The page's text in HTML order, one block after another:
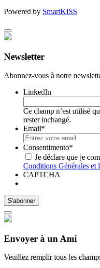
Powered by SmartKISS
Newsletter
Abonnez-vous à notre
LinkedIn
Ce champ n’est utilisé
rester inchangé.
Email*
Consentimento*
Je déclare que je
Conditions Générales
CAPTCHA
Envoyer à un Ami
Veuillez remplir tous les